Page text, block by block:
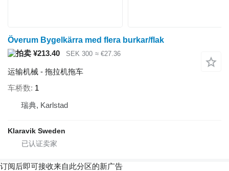
Överum Bygelkärra med flera burkar/flak
¥213.40
SEK 300 ≈ €27.36
运输机械 - 拖拉机拖车
车桥数 1
瑞典, Karlstad
Klaravik Sweden
订阅后即可接收来自此分区的新广告